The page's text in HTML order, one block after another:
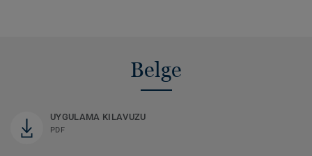
Belge
UYGULAMA KILAVUZU
PDF